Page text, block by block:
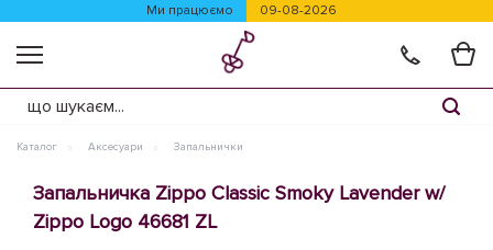
Ми працюємо 09-08-2026
Каталог Аксесуари Запальнички
Запальничка Zippo Classic Smoky Lavender w/
Zippo Logo 46681 ZL